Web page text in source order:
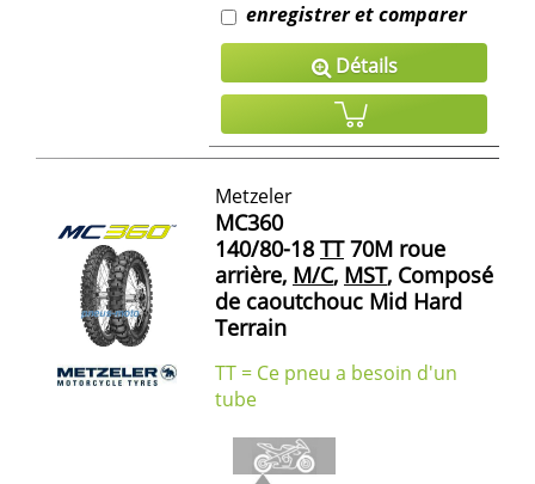
enregistrer et comparer
Détails
Metzeler
MC360
140/80-18 TT70M roue
arrière, M/C, MST, Composé
de caoutchouc Mid Hard
Terrain
TT = Ce pneu a besoin d'un
tube